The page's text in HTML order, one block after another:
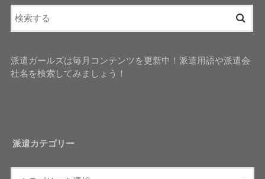
派遣ガールズは毎月コンテンツを更新中！派遣用語や派遣会
社名を検索してみましょう！
派遣カテゴリー